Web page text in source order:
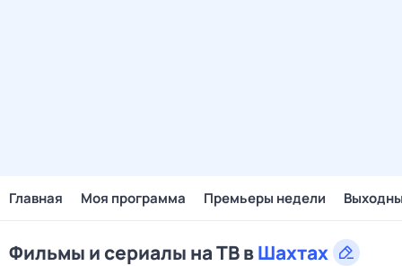
Главная Моя программа Премьеры недели
Фильмы и сериалы на ТВ вШахтах